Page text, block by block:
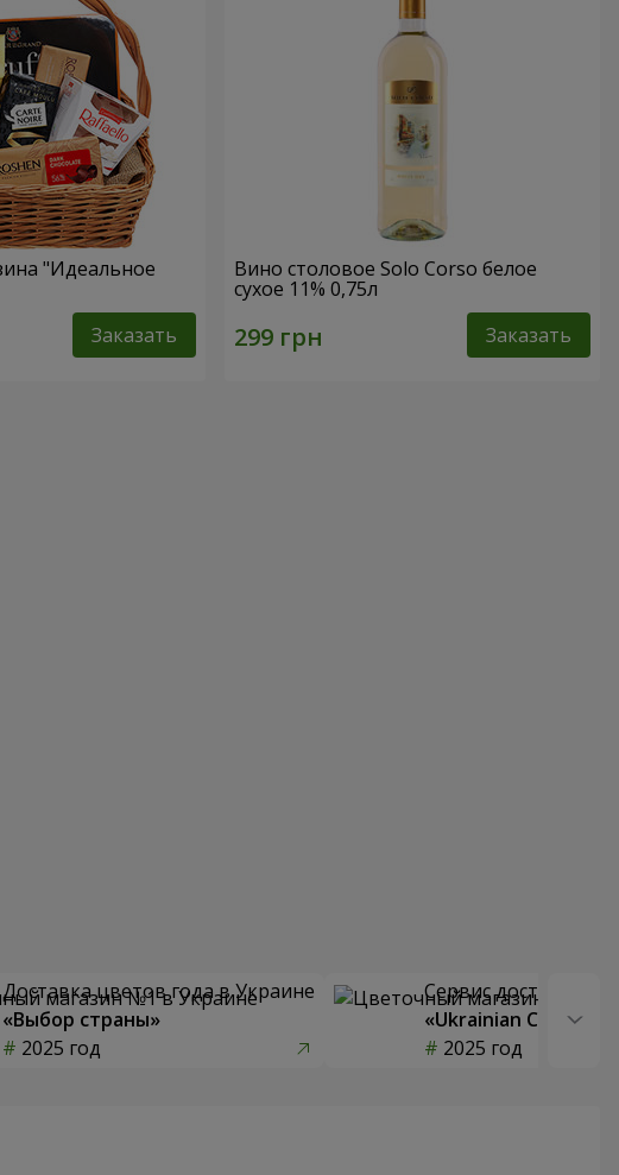
"Идеальное
Заказать
Вино столовое Solo Corso белое
сухое 11% 0,75л
Заказать
Доставка цветов года в Украине
«Выбор страны»
2025 год
Сервис доставки
«Ukrainian Choice»
2025 год